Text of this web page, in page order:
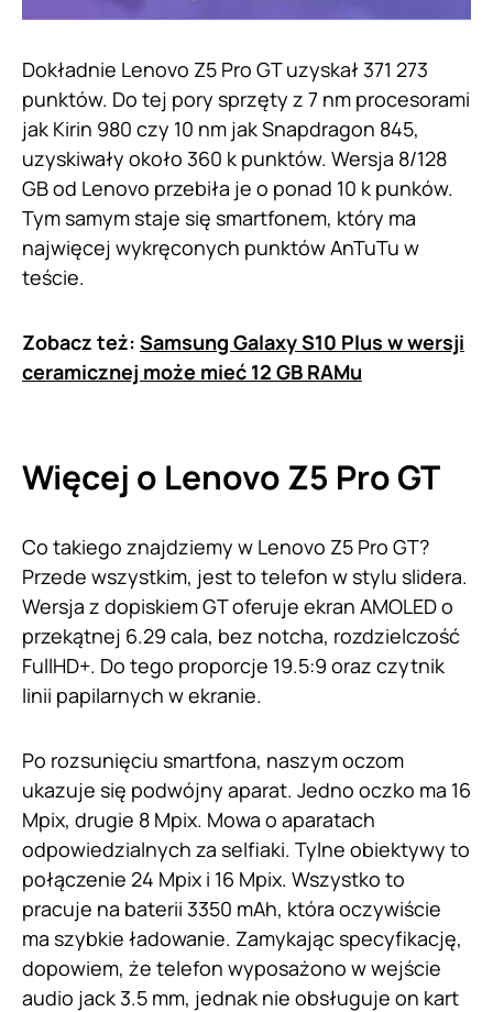
Dokładnie Lenovo Z5 Pro GT uzyskał 371 273
punktów. Do tej pory sprzęty z 7 nm procesorami
jak Kirin 980 czy 10 nm jak Snapdragon 845,
uzyskiwały około 360 k punktów. Wersja 8/128
GB od Lenovo przebiła je o ponad 10 k punków.
Tym samym staje się smartfonem, który ma
najwięcej wykręconych punktów AnTuTu w
teście.
Zobacz też: Samsung Galaxy S10 Plus w wersji
ceramicznej może mieć 12 GB RAMu
Więcej o LenovoZ5 Pro GT
Co takiego znajdziemy w Lenovo Z5 Pro GT?
Przede wszystkim, jest to telefon w stylu slidera.
Wersja z dopiskiem GT oferuje ekran AMOLED o
przekątnej 6.29 cala, bez notcha, rozdzielczość
FullHD+. Do tego proporcje 19.5:9 oraz czytnik
linii papilarnych w ekranie.
Po rozsunięciu smartfona, naszym oczom
ukazuje się podwójny aparat. Jedno oczko ma 16
Mpix, drugie 8 Mpix. Mowa o aparatach
odpowiedzialnych za selfiaki. Tylne obiektywy to
połączenie 24 Mpix i 16 Mpix. Wszystko to
pracuje na baterii 3350 mAh, która oczywiście
ma szybkie ładowanie. Zamykając specyfikację,
dopowiem, że telefon wyposażono w wejście
audio jack 3.5 mm, jednak nie obsługuje on kart